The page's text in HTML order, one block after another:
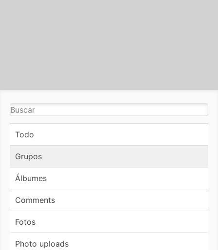
Todo
Grupos
Álbumes
Comments
Fotos
Photo uploads